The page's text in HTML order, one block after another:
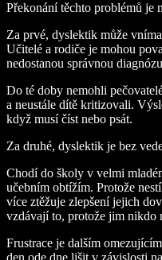
Překonání těchto problémů je
Za prvé, dyslektik může
Učitelé a rodiče je mohou
nedostanou správnou
Do té doby nemohli
a neustále dítě kritizovali.
když musí číst nebo psát.
Za druhé, dyslektik je bez
Chodí do školy v velmi
učebním obtížím. Protože
více ztěžuje zlepšení jejich
vzdávají to, protože jim nikdo
Frustrace je dalším